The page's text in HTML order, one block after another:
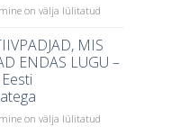
on välja lülitatud
MIS
ENDAS LUGU –
on välja lülitatud